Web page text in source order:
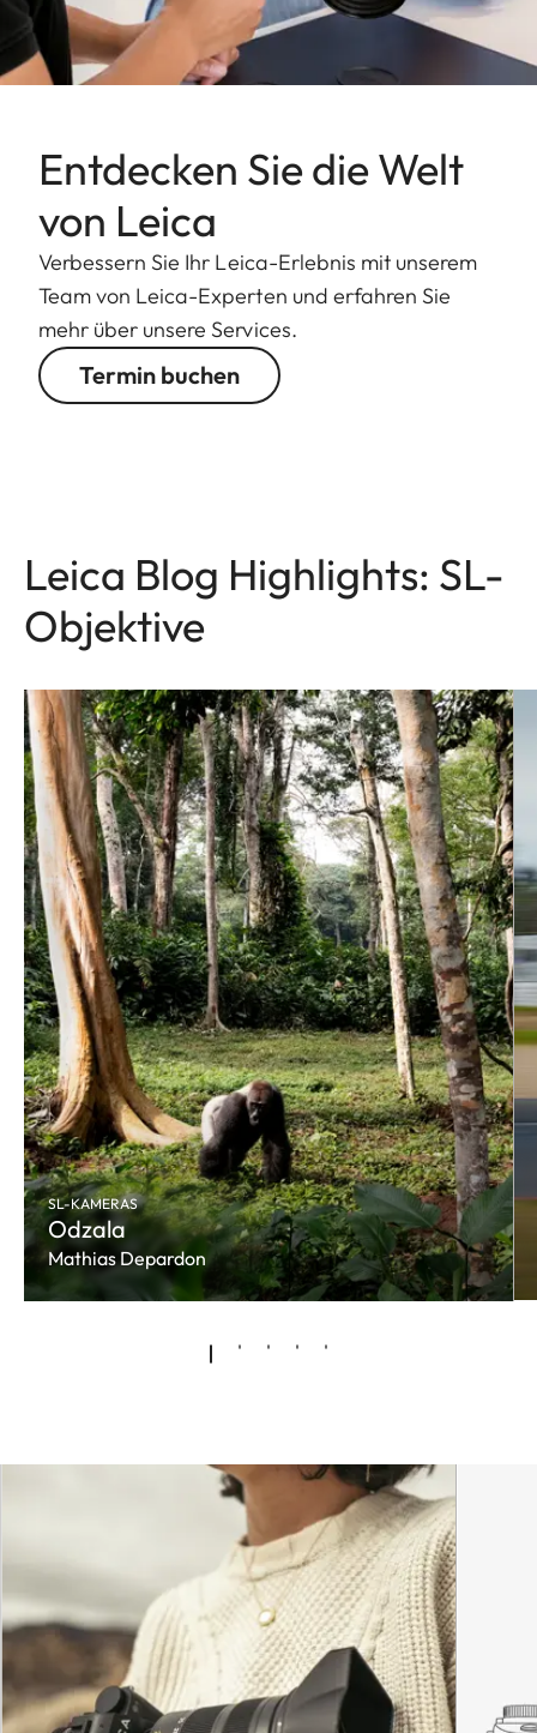
Entdecken Sie die Welt
von Leica
Verbessern Sie Ihr Leica-Erlebnis mit unserem
Team von Leica-Experten und erfahren Sie
mehr über unsere Services.
Termin buchen
Leica Blog Highlights: SL-
Objektive
SL-KAMERAS
Odzala
Mathias Depardon